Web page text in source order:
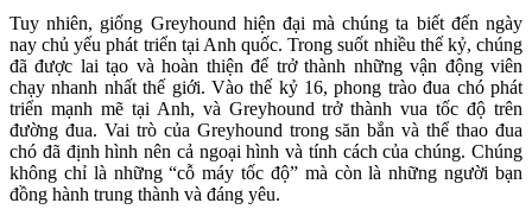
Tuy nhiên, giống Greyhound hiện đại mà chúng ta biết đến ngày
nay chủ yếu phát triển tại Anh quốc. Trong suốt nhiều thế kỷ, chúng
đã được lai tạo và hoàn thiện để trở thành những vận động viên
chạy nhanh nhất thế giới. Vào thế kỷ 16, phong trào đua chó phát
triển mạnh mẽ tại Anh, và Greyhound trở thành vua tốc độ trên
đường đua. Vai trò của Greyhound trong săn bắn và thể thao đua
chó đã định hình nên cả ngoại hình và tính cách của chúng. Chúng
không chỉ là những “cỗ máy tốc độ” mà còn là những người bạn
đồng hành trung thành và đáng yêu.